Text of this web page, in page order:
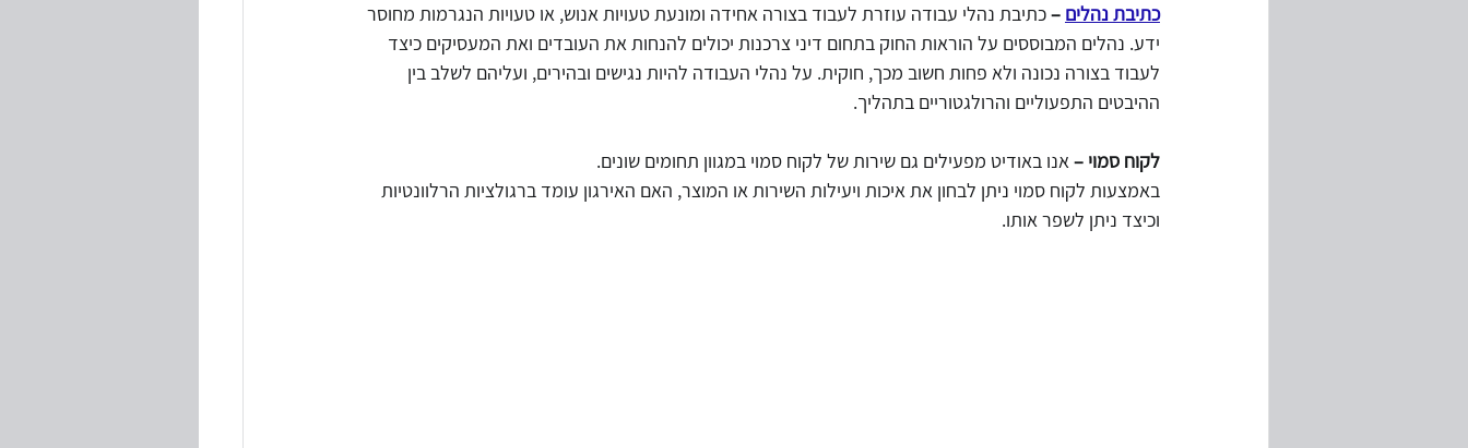
כתיבת נהלים – כתיבת נהלי עבודה עוזרת לעבוד בצורה אחידה ומונעת טעויות אנוש, או טעויות הנגרמות מחוסר
ידע. נהלים המבוססים על הוראות החוק בתחום דיני צרכנות יכולים להנחות את העובדים ואת המעסיקים כיצד
לעבוד בצורה נכונה ולא פחות חשוב מכך, חוקית. על נהלי העבודה להיות נגישים ובהירים, ועליהם לשלב בין
ההיבטים התפעוליים והרולגטוריים בתהליך.
לקוח סמוי – אנו באודיט מפעילים גם שירות של לקוח סמוי במגוון תחומים שונים.
באמצעות לקוח סמוי ניתן לבחון את איכות ויעילות השירות או המוצר, האם האירגון עומד ברגולציות הרלוונטיות
וכיצד ניתן לשפר אותו.